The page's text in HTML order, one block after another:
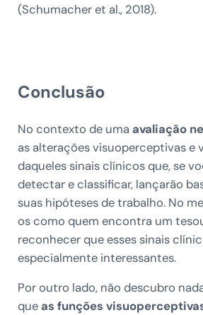
(Schumacher et al., 2018).
Conclusão
No contexto de uma avaliação
as alterações visuoperceptivas e
daqueles sinais clínicos que, se
detectar e classificar, lançarão
suas hipóteses de trabalho. No
os como quem encontra um
reconhecer que esses sinais
especialmente interessantes.
Por outro lado, não descubro
que as funções